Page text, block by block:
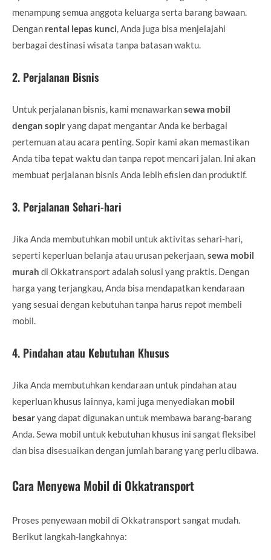
menampung semua anggota keluarga serta barang bawaan.
Dengan rental lepas kunci , Anda juga bisa menjelajahi
berbagai destinasi wisata tanpa batasan waktu.
2. Perjalanan Bisnis
Untuk perjalanan bisnis, kami menawarkansewa mobil
dengan sopiryang dapat mengantar Anda ke berbagai
pertemuan atau acara penting. Sopir kami akan memastikan
Anda tiba tepat waktu dan tanpa repot mencari jalan. Ini akan
membuat perjalanan bisnis Anda lebih efisien dan produktif.
3. Perjalanan Sehari-hari
Jika Anda membutuhkan mobil untuk aktivitas sehari-hari,
seperti keperluan belanja atau urusan pekerjaan, sewa mobil
murah di Okkatransport adalah solusi yang praktis. Dengan
harga yang terjangkau, Anda bisa mendapatkan kendaraan
yang sesuai dengan kebutuhan tanpa harus repot membeli
mobil.
4. Pindahan atau Kebutuhan Khusus
Jika Anda membutuhkan kendaraan untuk pindahan atau
keperluan khusus lainnya, kami juga menyediakan mobil
besaryang dapat digunakan untuk membawa barang-barang
Anda. Sewa mobil untuk kebutuhan khusus ini sangat fleksibel
dan bisa disesuaikan dengan jumlah barang yang perlu dibawa.
Cara Menyewa Mobil di Okkatransport
Proses penyewaan mobil di Okkatransport sangat mudah.
Berikut langkah-langkahnya: